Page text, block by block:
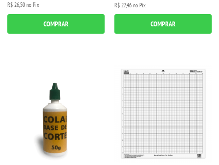
R$ 26,50 no Pix
COMPRAR
R$ 27,46 no Pix
COMPRAR